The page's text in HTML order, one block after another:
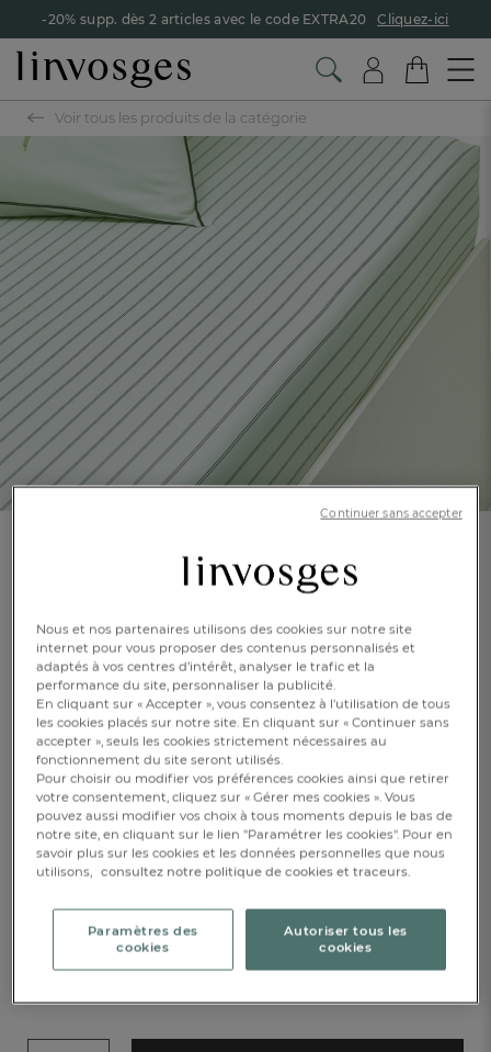
-20% supp. dès 2 articles avec le code EXTRA20 Cliquez-ici
FR DE
AT
Voir tous les produits de la catégorie
Réf : 998604601
Percale 100% coton,
80 fils/cm2
En savoir +
Caractéristique :
Drap-housse 1 pers. bonnet 35 cm
90x190cm 140x190cm 160x200cm
180x200cm
CHF. 66.-
Nous et nos partenaires utilisons des cookies sur notre site
internet pour vous proposer des contenus personnalisés et
adaptés à vos centres d’intérêt, analyser le trafic et la
performance du site, personnaliser la publicité.
En cliquant sur « Accepter », vous consentez à l'utilisation de tous
les cookies placés sur notre site. En cliquant sur « Continuer sans
accepter », seuls les cookies strictement nécessaires au
fonctionnement du site seront utilisés.
Pour choisir ou modifier vos préférences cookies ainsi que retirer
votre consentement, cliquez sur « Gérer mes cookies ». Vous
pouvez aussi modifier vos choix à tous moments depuis le bas de
notre site, en cliquant sur le lien "Paramétrer les cookies". Pour en
savoir plus sur les cookies et les données personnelles que nous
utilisons, consultez notre politique de cookies et traceurs.
Paramètres des
cookies
Autoriser tous les
cookies
Continuer sans accepter